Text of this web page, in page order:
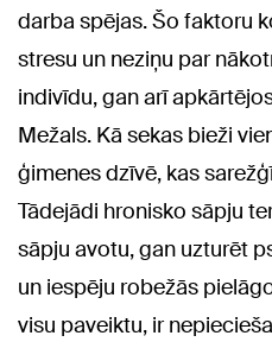
darba spējas. Šo faktoru
stresu un neziņu par
indivīdu, gan arī
Mežals. Kā sekas bieži
ģimenes dzīvē, kas
Tādejādi hronisko sāpju
sāpju avotu, gan uzturēt
un iespēju robežās
visu paveiktu, ir